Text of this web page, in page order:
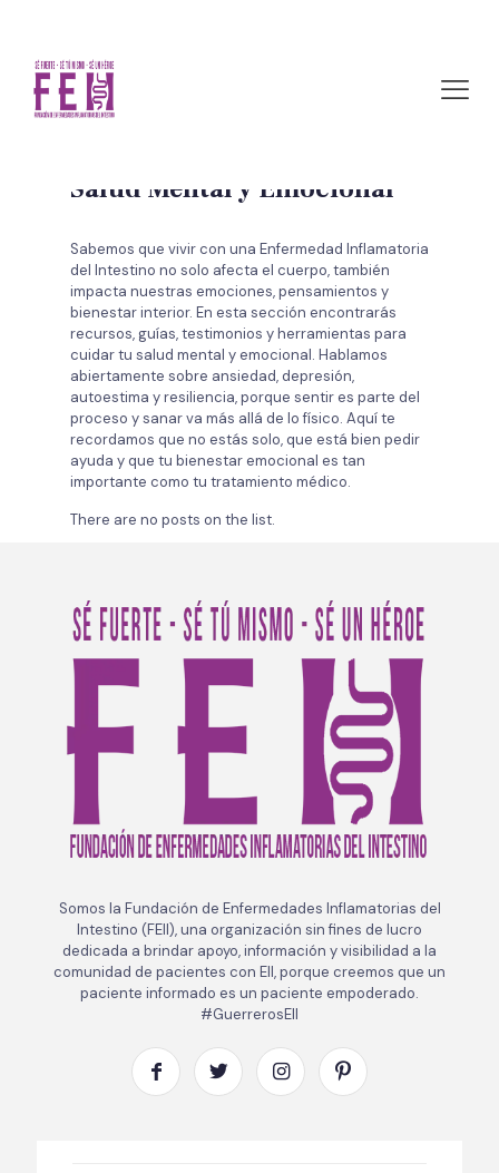
Salud Mental y Emocional
Salud Mental y Emocional
Sabemos que vivir con una Enfermedad Inflamatoria
del Intestino no solo afecta el cuerpo, también
impacta nuestras emociones, pensamientos y
bienestar interior. En esta sección encontrarás
recursos, guías, testimonios y herramientas para
cuidar tu salud mental y emocional. Hablamos
abiertamente sobre ansiedad, depresión,
autoestima y resiliencia, porque sentir es parte del
proceso y sanar va más allá de lo físico. Aquí te
recordamos que no estás solo, que está bien pedir
ayuda y que tu bienestar emocional es tan
importante como tu tratamiento médico.
There are no posts on the list.
Somos la Fundación de Enfermedades Inflamatorias del
Intestino (FEII), una organización sin fines de lucro
dedicada a brindar apoyo, información y visibilidad a la
comunidad de pacientes con EII, porque creemos que un
paciente informado es un paciente empoderado.
#GuerrerosEII